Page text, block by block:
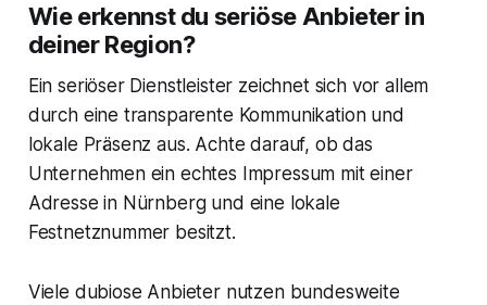
Wie erkennst du seriöse Anbieter in
deiner Region?
Ein seriöser Dienstleister zeichnet sich vor allem
durch eine transparente Kommunikation und
lokale Präsenz aus. Achte darauf, ob das
Unternehmen ein echtes Impressum mit einer
Adresse in Nürnberg und eine lokale
Festnetznummer besitzt.
Viele dubiose Anbieter nutzen bundesweite